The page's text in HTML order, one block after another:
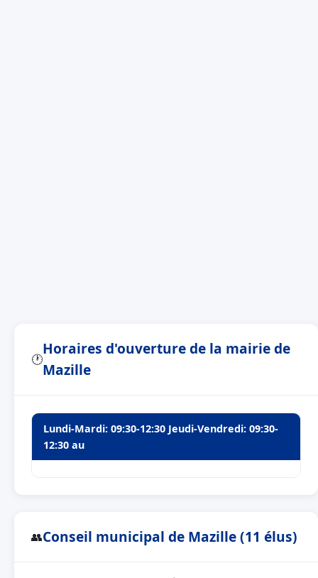
🕐
Horaires d'ouverture de la mairie de
Mazille
Lundi-Mardi: 09:30-12:30 Jeudi-Vendredi: 09:30-
12:30 au
👥Conseil municipal de Mazille (11 élus)